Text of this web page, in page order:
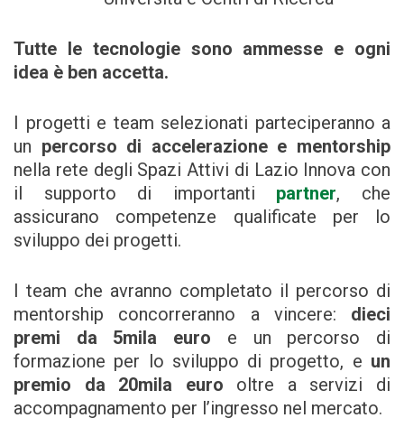
Tutte le tecnologie sono ammesse e ogni
idea è ben accetta.
I progetti e team selezionati parteciperanno a
un percorso di accelerazione e mentorship
nella rete degli Spazi Attivi di Lazio Innova con
il supporto di importanti partner, che
assicurano competenze qualificate per lo
sviluppo dei progetti.
I team che avranno completato il percorso di
mentorship concorreranno a vincere: dieci
premi da 5mila euro e un percorso di
formazione per lo sviluppo di progetto, e un
premio da 20mila euro oltre a servizi di
accompagnamento per l’ingresso nel mercato.